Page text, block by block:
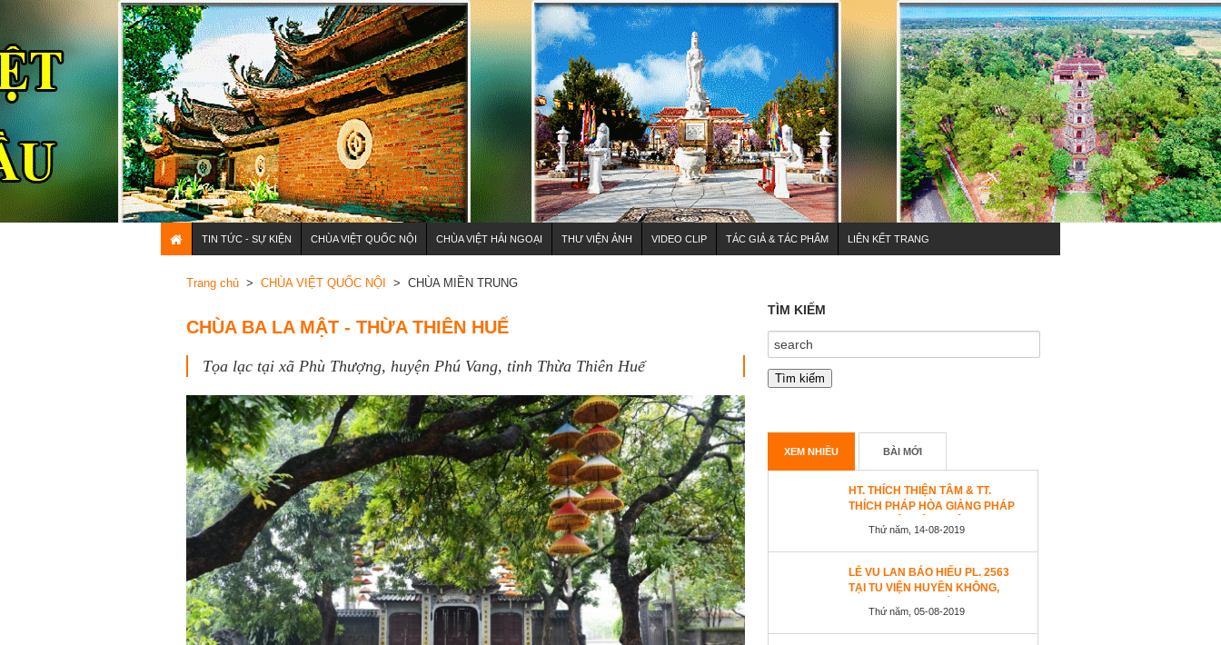
TIN TỨC - SỰ KIỆN CHÙA VIỆT QUỐC NỘI CHÙA VIỆT HẢI NGOẠI THƯ VIỆN ẢNH VIDEO CLIP TÁC GIẢ & TÁC PHẨM LIÊN KẾT TRANG
Trang chủ> CHÙA VIỆT QUỐC NỘI > CHÙA MIỀN TRUNG
CHÙA BA LA MẬT - THỪA THIÊN HUẾ
Tọa lạc tại xã Phù Thượng, huyện Phú Vang, tỉnh Thừa Thiên Huế
TÌM KIẾM
XEM NHIỀU BÀI MỚI
HT. THÍCH THIỆN TÂM & TT.
THÍCH PHÁP HÒA GIẢNG PHÁP
WESTLOCK, CANADA
Thứ năm, 14-08-2019
LỄ VU LAN BÁO HIẾU PL. 2563
TẠI TU VIỆN HUYỀN KHÔNG,
Thứ năm, 05-08-2019